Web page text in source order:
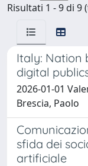
Risultati 1 - 9 di 9
Italy: Nation
digital
2026-01-01
Brescia, Paolo
sfida dei
artificiale